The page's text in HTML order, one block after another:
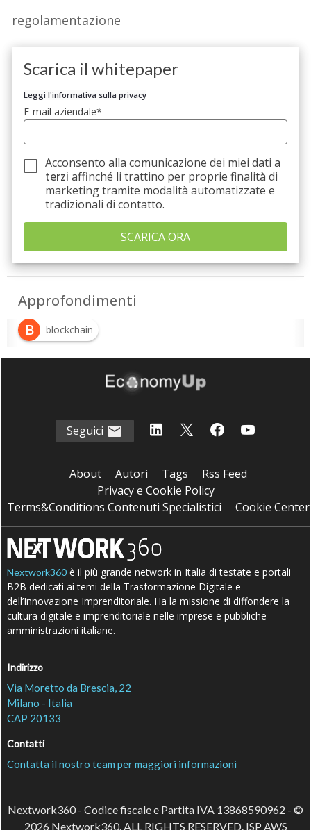
regolamentazione
Scarica il whitepaper
Leggi l'informativa sulla privacy
E-mail aziendale*
Acconsento alla comunicazione dei miei dati a
terzi affinché li trattino per proprie finalità di
marketing tramite modalità automatizzate e
tradizionali di contatto.
Approfondimenti
B
blockchain
Seguici
About Autori Tags
Rss Feed
Privacy e Cookie Policy
Terms&Conditions Contenuti Specialistici
Cookie Center
Nextwork360 è il più grande network in Italia di testate e portali
B2B dedicati ai temi della Trasformazione Digitale e
dell’Innovazione Imprenditoriale. Ha la missione di diffondere la
cultura digitale e imprenditoriale nelle imprese e pubbliche
amministrazioni italiane.
Indirizzo
Via Moretto da Brescia, 22
Milano - Italia
CAP 20133
Contatti
Contatta il nostro team per maggiori informazioni
Nextwork360 - Codice fiscale e Partita IVA 13868590962 - ©
2026 Nextwork360. ALL RIGHTS RESERVED. ISP AWS